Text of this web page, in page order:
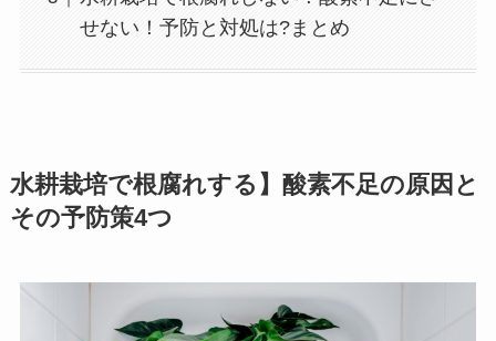
せない！予防と対処は?まとめ
水耕栽培で根腐れする】酸素不足の原因 と
その予防策4つ